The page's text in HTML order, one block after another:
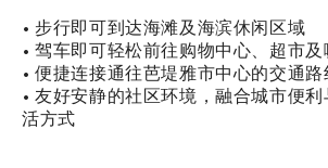
• 步行即可到达海滩及海滨休闲区域
• 驾车即可轻松前往购物中心、超市及
• 便捷连接通往芭堤雅市中心的交通路
• 友好安静的社区环境，融合城市便
活方式